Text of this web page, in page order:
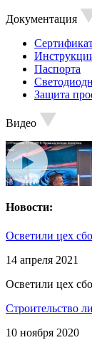
Документация
Паспорта
Защита
Видео
Новости:
Осветили цех
14 апреля 2021
Осветили цех
Строительство
10 ноября 2020